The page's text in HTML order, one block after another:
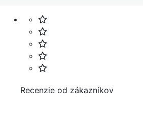
Recenzie od zákazníkov